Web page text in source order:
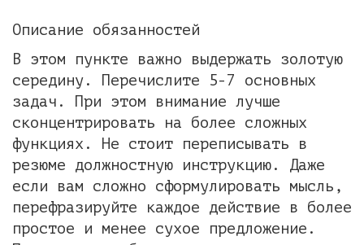
Описание обязанностей
В этом пункте важно выдержать золотую
середину. Перечислите 5-7 основных
задач. При этом внимание лучше
сконцентрировать на более сложных
функциях. Не стоит переписывать в
резюме должностную инструкцию. Даже
если вам сложно сформулировать мысль,
перефразируйте каждое действие в более
простое и менее сухое предложение.